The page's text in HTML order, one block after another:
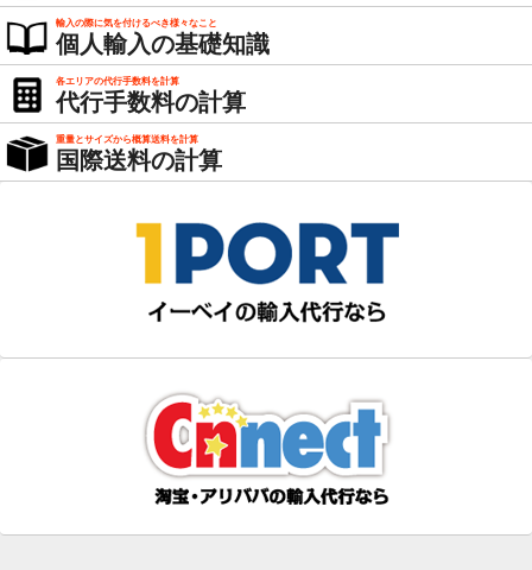
輸入の際に気を付けるべき様々なこと
個人輸入の基礎知識
各エリアの代行手数料を計算
代行手数料の計算
重量とサイズから概算送料を計算
国際送料の計算